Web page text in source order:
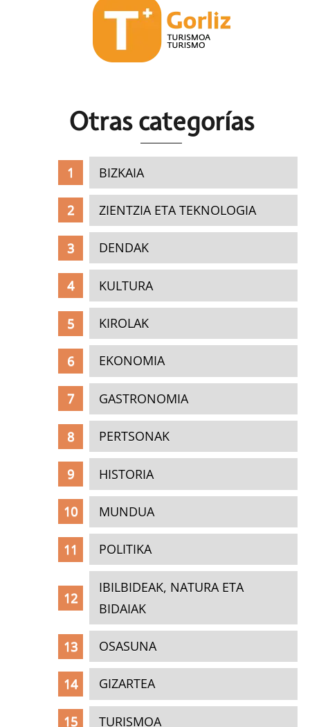
Otras categorías
BIZKAIA
ZIENTZIA ETA TEKNOLOGIA
DENDAK
KULTURA
KIROLAK
EKONOMIA
GASTRONOMIA
PERTSONAK
HISTORIA
MUNDUA
POLITIKA
IBILBIDEAK, NATURA ETA
BIDAIAK
OSASUNA
GIZARTEA
TURISMOA